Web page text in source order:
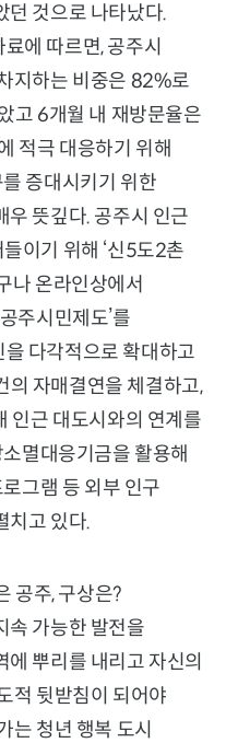
던 것으로 나타났다.
에 따르면, 공주시
지하는 비중은 82%로
고 6개월 내 재방문율은
적극 대응하기 위해
증대시키기 위한
우 뜻깊다. 공주시 인근
이기 위해 ‘신5도2촌
나 온라인상에서
주시민제도’를
다각적으로 확대하고
의 자매결연을 체결하고,
인근 대도시와의 연계를
멸대응기금을 활용해
그램 등 외부 인구
치고 있다.
공주, 구상은?
속 가능한 발전을
뿌리를 내리고 자신의
적 뒷받침이 되어야
는 청년 행복 도시